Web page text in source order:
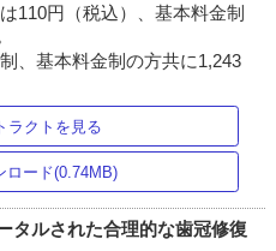
110円（税込）、基本料金制
、基本料金制の方共に1,243
ラクトを見る
ロード(0.74MB)
タルされた合理的な歯冠修復